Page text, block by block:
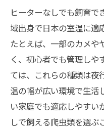
ヒーターなしでも飼育で
域出身で日本の室温に適
たとえば、一部のカメや
く、初心者でも管理しや
ては、これらの種類は夜
温の幅が広い環境で生活
い家庭でも適応しやすい
しで飼える爬虫類を選ぶ